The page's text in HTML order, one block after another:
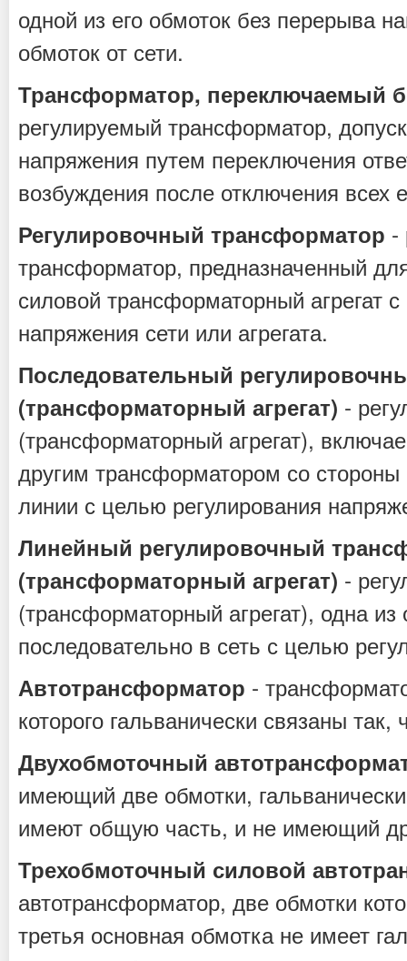
одной из его обмоток без перерыва
обмоток от сети.
Трансформатор, переключаемый
регулируемый трансформатор,
напряжения путем переключения
возбуждения после отключения всех
Регулировочный трансформатор -
трансформатор, предназначенный
силовой трансформаторный агрегат
напряжения сети или агрегата.
Последовательный
(трансформаторный агрегат) -
(трансформаторный агрегат),
другим трансформатором со
линии с целью регулирования
Линейный регулировочный
(трансформаторный агрегат) -
(трансформаторный агрегат), одна из
последовательно в сеть с целью
Автотрансформатор -
которого гальванически связаны
Двухобмоточный
имеющий две обмотки,
имеют общую часть, и не имеющий
Трехобмоточный силовой
автотрансформатор, две обмотки
третья основная обмотка не имеет